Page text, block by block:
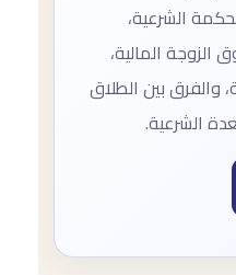
الشرعية،
الزوجة المالية،
والفرق بين الطلاق
الشرعية.